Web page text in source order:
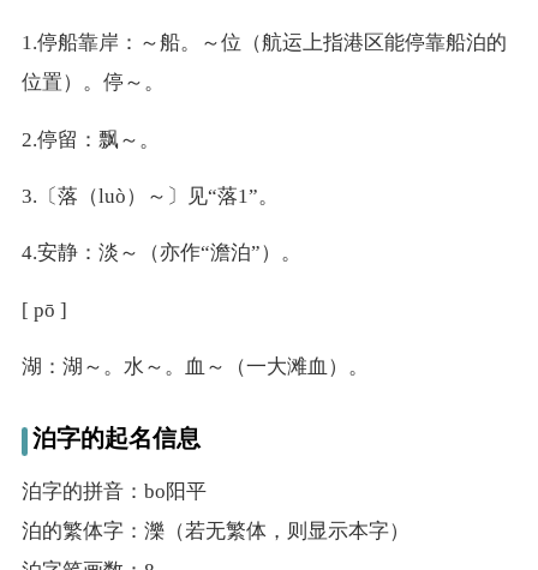
1.停船靠岸：～船。～位（航运上指港区能停靠船泊的
位置）。停～。
2.停留：飘～。
3.〔落（luò）～〕见“落1”。
4.安静：淡～（亦作“澹泊”）。
[ pō ]
湖：湖～。水～。血～（一大滩血）。
泊字的起名信息
泊字的拼音：bo阳平
泊的繁体字：濼（若无繁体，则显示本字）